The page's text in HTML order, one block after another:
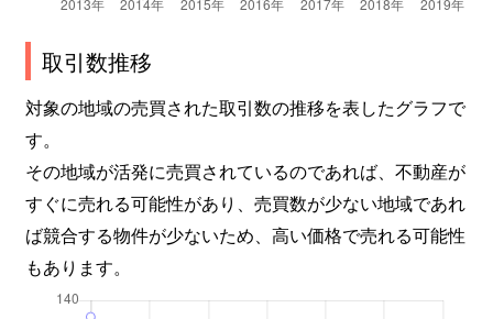
取引数推移
対象の地域の売買された取引数の推移を表したグラフで
す。
その地域が活発に売買されているのであれば、不動産が
すぐに売れる可能性があり、売買数が少ない地域であれ
ば競合する物件が少ないため、高い価格で売れる可能性
もあります。